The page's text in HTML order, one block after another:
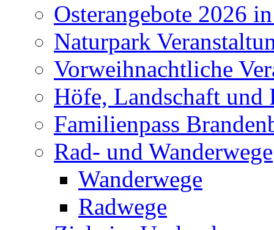
Osterangebote 2026
Naturpark
Vorweihnachtliche
Höfe, Landschaft und
Familienpass
Rad- und Wanderwege
Wanderwege
Radwege